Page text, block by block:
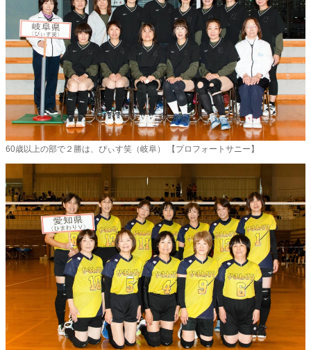
60歳以上の部で２勝は、ぴぃす笑（岐阜） 【プロフォートサニー】